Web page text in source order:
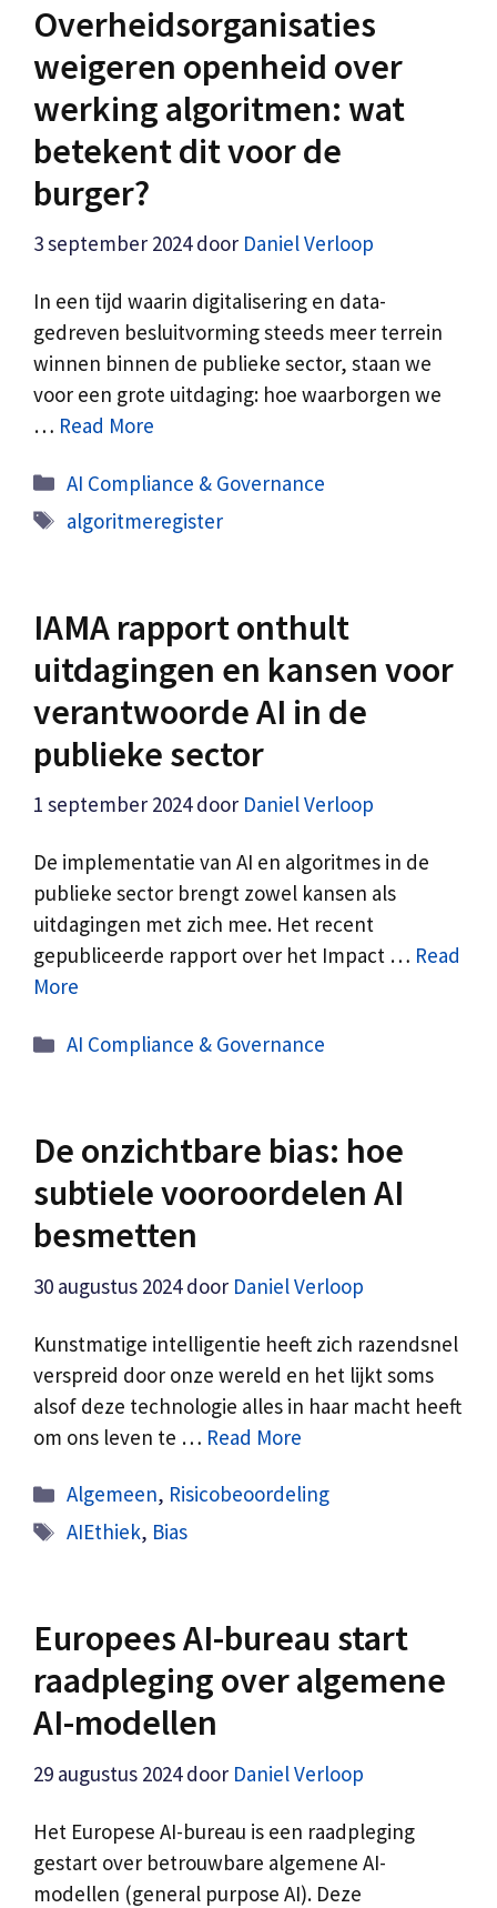
Overheidsorganisaties
weigeren openheid over
werking algoritmen: wat
betekent dit voor de
burger?
3 september 2024 door Daniel Verloop
In een tijd waarin digitalisering en data-
gedreven besluitvorming steeds meer terrein
winnen binnen de publieke sector, staan we
voor een grote uitdaging: hoe waarborgen we
… Read More
Categorieën
AI Compliance & Governance
Tags
algoritmeregister
IAMA rapport onthult
uitdagingen en kansen voor
verantwoorde AI in de
publieke sector
1 september 2024 door Daniel Verloop
De implementatie van AI en algoritmes in de
publieke sector brengt zowel kansen als
uitdagingen met zich mee. Het recent
gepubliceerde rapport over het Impact … Read
More
Categorieën
AI Compliance & Governance
De onzichtbare bias: hoe
subtiele vooroordelen AI
besmetten
30 augustus 2024 door Daniel Verloop
Kunstmatige intelligentie heeft zich razendsnel
verspreid door onze wereld en het lijkt soms
alsof deze technologie alles in haar macht heeft
om ons leven te … Read More
Categorieën
Algemeen, Risicobeoordeling
Tags
AIEthiek, Bias
Europees AI-bureau start
raadpleging over algemene
AI-modellen
29 augustus 2024 door Daniel Verloop
Het Europese AI-bureau is een raadpleging
gestart over betrouwbare algemene AI-
modellen (general purpose AI). Deze